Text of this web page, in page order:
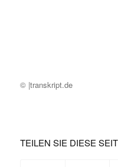
© |transkript.de
TEILEN SIE DIESE